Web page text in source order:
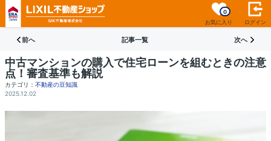
お気に入り
0
ログイン
前へ 記事一覧 次へ
中古マンションの購入で住宅ローンを組むときの注意
点！審査基準も解説
カテゴリ： 不動産の豆知識
2025.12.02